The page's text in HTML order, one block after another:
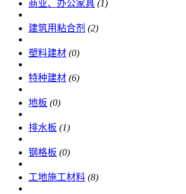
商业、办公家具 (1)
建筑用粘合剂 (2)
塑料建材 (0)
特种建材 (6)
地板 (0)
排水板 (1)
钢格板 (0)
工地施工材料 (8)